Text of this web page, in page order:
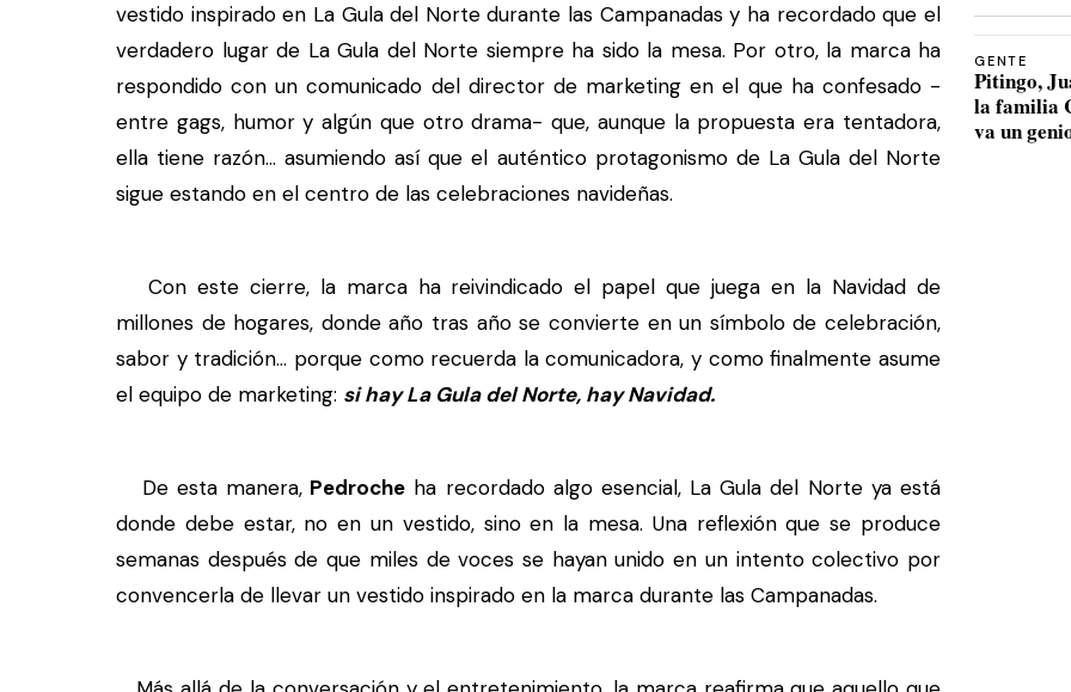
vestido inspirado en La Gula del Norte durante las Campanadas y ha recordado que el
verdadero lugar de La Gula del Norte siempre ha sido la mesa. Por otro, la marca ha
respondido con un comunicado del director de marketing en el que ha confesado -
entre gags, humor y algún que otro drama- que, aunque la propuesta era tentadora,
ella tiene razón... asumiendo así que el auténtico protagonismo de La Gula del Norte
sigue estando en el centro de las celebraciones navideñas.
Con este cierre, la marca ha reivindicado el papel que juega en la Navidad de
millones de hogares, donde año tras año se convierte en un símbolo de celebración,
sabor y tradición... porque como recuerda la comunicadora, y como finalmente asume
el equipo de marketing: si hay La Gula del Norte, hay Navidad.
De esta manera,Pedroche ha recordado algo esencial, La Gula del Norte ya está
donde debe estar, no en un vestido, sino en la mesa. Una reflexión que se produce
semanas después de que miles de voces se hayan unido en un intento colectivo por
convencerla de llevar un vestido inspirado en la marca durante las Campanadas.
GENTE
Pitingo,
la familia
va un